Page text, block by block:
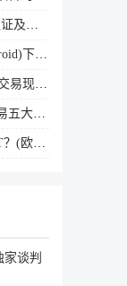
教程
文教程
作流程
详细介绍
所为例)
家谈判